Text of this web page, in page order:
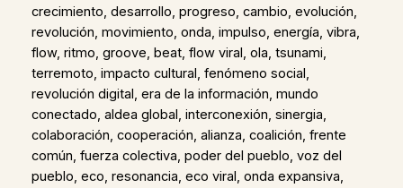
crecimiento, desarrollo, progreso, cambio, evolución,
revolución, movimiento, onda, impulso, energía, vibra,
flow, ritmo, groove, beat, flow viral, ola, tsunami,
terremoto, impacto cultural, fenómeno social,
revolución digital, era de la información, mundo
conectado, aldea global, interconexión, sinergia,
colaboración, cooperación, alianza, coalición, frente
común, fuerza colectiva, poder del pueblo, voz del
pueblo, eco, resonancia, eco viral, onda expansiva,